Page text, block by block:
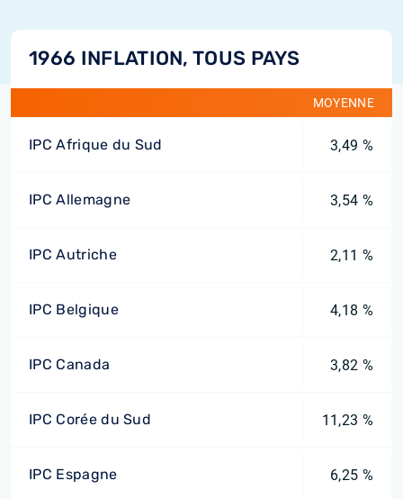
1966 INFLATION, TOUS PAYS
MOYENNE
IPC Afrique du Sud 3,49 %
IPC Allemagne 3,54 %
IPC Autriche 2,11 %
IPC Belgique 4,18 %
IPC Canada 3,82 %
IPC Corée du Sud 11,23 %
IPC Espagne 6,25 %